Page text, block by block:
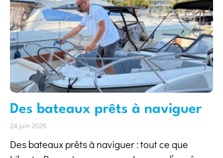
Des bateaux prêts à naviguer
24 juin 2026
Des bateaux prêts à naviguer : tout ce que